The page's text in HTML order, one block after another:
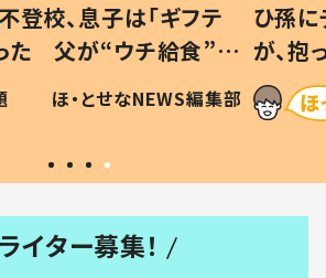
登校、息子は「ギフテ
た 父が“ウチ給食”を
る理由とは #令和の親
ほ・とせなNEWS編集部
ひ孫
が、
「涙が
い」
ライター募集！